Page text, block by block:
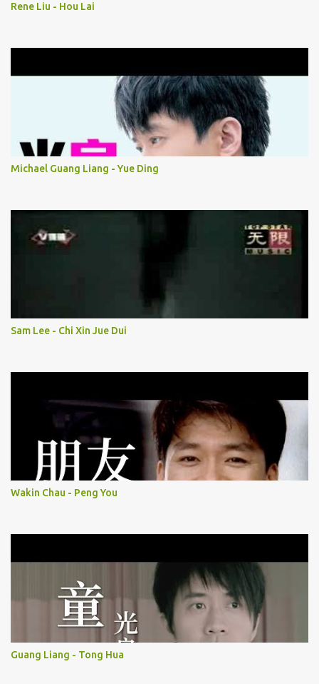
Rene Liu - Hou Lai
Michael Guang Liang - Yue Ding
Sam Lee - Chi Xin Jue Dui
Wakin Chau - Peng You
Guang Liang - Tong Hua